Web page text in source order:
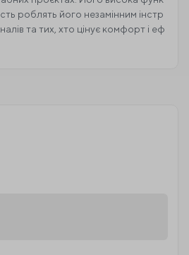
роблять його незамінним інстр
та тих, хто цінує комфорт і еф